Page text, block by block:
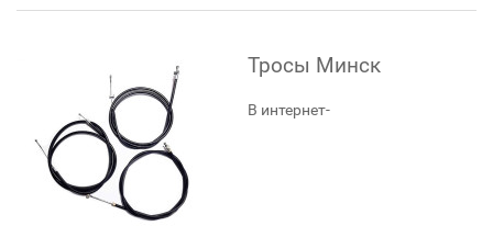
Тросы Минск
В интернет-